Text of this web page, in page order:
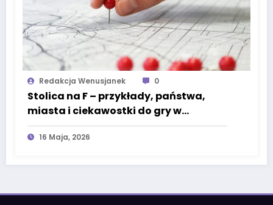
Redakcja Wenusjanek 0
Stolica na F – przykłady, państwa,
miasta i ciekawostki do gry w
państwa-miasta
16 Maja, 2026